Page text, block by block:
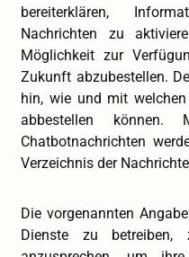
bereiterklären,
Nachrichten zu
Möglichkeit zur
Zukunft abzubestellen.
hin, wie und mit
abbestellen
Chatbotnachrichten
Verzeichnis der
Die vorgenannten
Dienste zu betreiben,